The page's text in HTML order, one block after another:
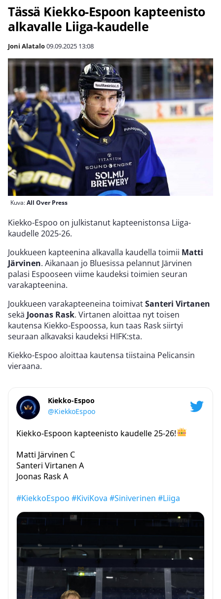
Tässä Kiekko-Espoon kapteenisto
alkavalle Liiga-kaudelle
Joni Alatalo09.09.2025 13:08
Kuva:All Over Press
Kiekko-Espoo on julkistanut kapteenistonsa Liiga-
kaudelle 2025-26.
Joukkueen kapteenina alkavalla kaudella toimii Matti
Järvinen. Aikanaan jo Bluesissa pelannut Järvinen
palasi Espooseen viime kaudeksi toimien seuran
varakapteenina.
Joukkueen varakapteeneina toimivatSanteri Virtanen
sekä Joonas Rask. Virtanen aloittaa nyt toisen
kautensa Kiekko-Espoossa, kun taas Rask siirtyi
seuraan alkavaksi kaudeksi HIFK:sta.
Kiekko-Espoo aloittaa kautensa tiistaina Pelicansin
vieraana.
Kiekko-Espoo
@KiekkoEspoo
Kiekko-Espoon kapteenisto kaudelle 25-26!
Matti Järvinen C
Santeri Virtanen A
Joonas Rask A
#KiekkoEspoo #KiviKova #Siniverinen #Liiga